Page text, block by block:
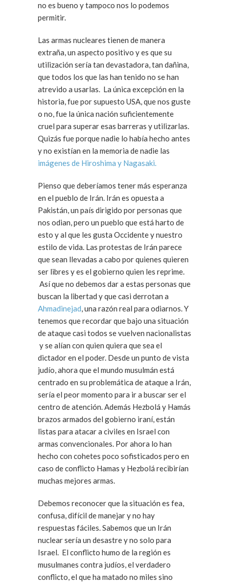
no es bueno y tampoco nos lo podemos
permitir.
Las armas nucleares tienen de manera
extraña, un aspecto positivo y es que su
utilización sería tan devastadora, tan dañina,
que todos los que las han tenido no se han
atrevido a usarlas. La única excepción en la
historia, fue por supuesto USA, que nos guste
o no, fue la única nación suficientemente
cruel para superar esas barreras y utilizarlas.
Quizás fue porque nadie lo había hecho antes
y no existían en la memoria de nadie las
imágenes de Hiroshima y Nagasaki.
Pienso que deberíamos tener más esperanza
en el pueblo de Irán. Irán es opuesta a
Pakistán, un país dirigido por personas que
nos odian, pero un pueblo que está harto de
esto y al que les gusta Occidente y nuestro
estilo de vida. Las protestas de Irán parece
que sean llevadas a cabo por quienes quieren
ser libres y es el gobierno quien les reprime.
Así que no debemos dar a estas personas que
buscan la libertad y que casi derrotan a
Ahmadinejad, una razón real para odiarnos. Y
tenemos que recordar que bajo una situación
de ataque casi todos se vuelven nacionalistas
y se alían con quien quiera que sea el
dictador en el poder. Desde un punto de vista
judío, ahora que el mundo musulmán está
centrado en su problemática de ataque a Irán,
sería el peor momento para ir a buscar ser el
centro de atención. Además Hezbolá y Hamás
brazos armados del gobierno iraní, están
listas para atacar a civiles en Israel con
armas convencionales. Por ahora lo han
hecho con cohetes poco sofisticados pero en
caso de conflicto Hamas y Hezbolá recibirían
muchas mejores armas.
Debemos reconocer que la situación es fea,
confusa, difícil de manejar y no hay
respuestas fáciles. Sabemos que un Irán
nuclear sería un desastre y no solo para
Israel. El conflicto humo de la región es
musulmanes contra judíos, el verdadero
conflicto, el que ha matado no miles sino